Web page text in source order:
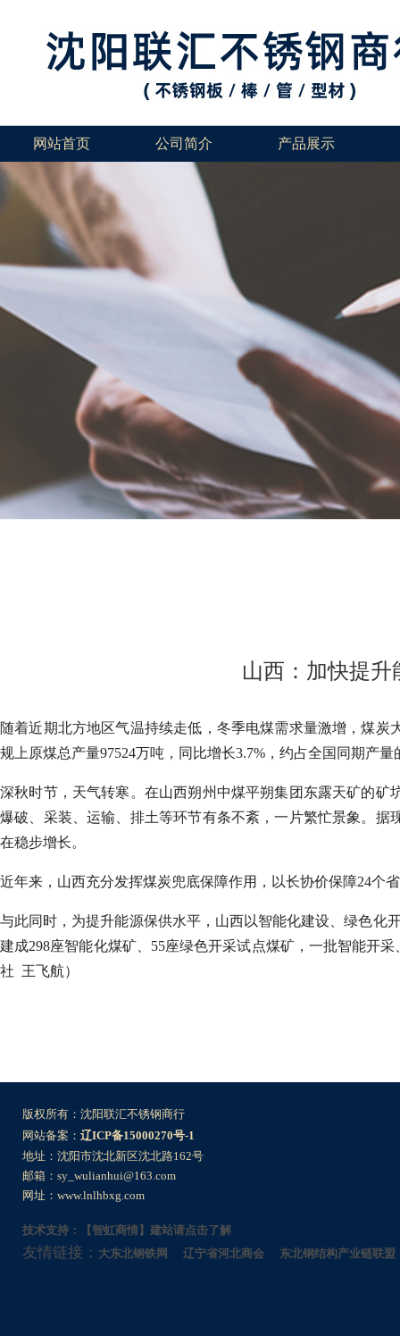
网站首页 公司简介 产品展示
山西：加快提升
随着近期北方地区气温持续走低，冬季电煤需求量激增，煤
规上原煤总产量97524万吨，同比增长3.7%，约占全国同期产量
深秋时节，天气转寒。在山西朔州中煤平朔集团东露天矿的
爆破、采装、运输、排土等环节有条不紊，一片繁忙景象。
在稳步增长。
近年来，山西充分发挥煤炭兜底保障作用，以长协价保障24个
与此同时，为提升能源保供水平，山西以智能化建设、绿色化
建成298座智能化煤矿、55座绿色开采试点煤矿，一批智能开
社 王飞航）
版权所有：沈阳联汇不锈钢商行
网站备案： 辽ICP备15000270号-1
地址：沈阳市沈北新区沈北路162号
邮箱：sy_wulianhui@163.com
网址：www.lnlhbxg.com
技术支持：【智虹商情】建站请点击了解
友情链接： 大东北钢铁网 辽宁省河北商会 东北钢结构产业链联盟